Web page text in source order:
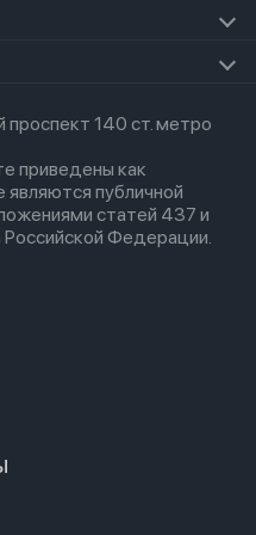
проспект 140 ст. метро
приведены как
являются публичной
статей 437 и
Федерации.